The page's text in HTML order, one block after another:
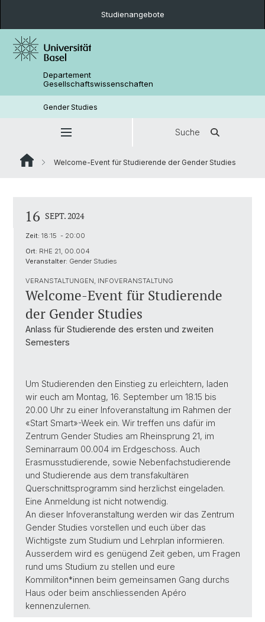
Studienangebote
Departement
Gesellschaftswissenschaften
Gender Studies
Suche
Welcome-Event für Studierende der Gender Studies
16 SEPT. 2024
Zeit: 18:15 - 20:00
Ort: RHE 21, 00.004
Veranstalter: Gender Studies
VERANSTALTUNGEN, INFOVERANSTALTUNG
Welcome-Event für Studierende
der Gender Studies
Anlass für Studierende des ersten und zweiten
Semesters
Um Studierenden den Einstieg zu erleichtern, laden
wir euch am Montag, 16. September um 18.15 bis
20.00 Uhr zu einer Infoveranstaltung im Rahmen der
«Start Smart»-Week ein. Wir treffen uns dafür im
Zentrum Gender Studies am Rheinsprung 21, im
Seminarraum 00.004 im Erdgeschoss. Auch
Erasmusstudierende, sowie Nebenfachstudierende
und Studierende aus dem transfakultären
Querschnittsprogramm sind herzlichst eingeladen.
Eine Anmeldung ist nicht notwendig.
An dieser Infoveranstaltung werden wir das Zentrum
Gender Studies vorstellen und euch über das
Wichtigste zum Studium und Lehrplan informieren.
Ausserdem wird es genügend Zeit geben, um Fragen
rund ums Studium zu stellen und eure
Kommiliton*innen beim gemeinsamen Gang durchs
Haus oder beim anschliessenden Apéro
kennenzulernen.